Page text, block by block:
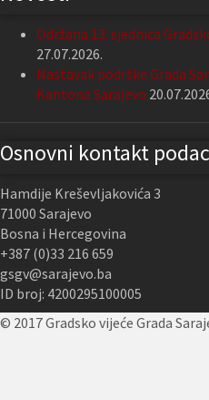
Održana 13. sjednica
27.07.2026.
Nastavak podrške Grada
Kantona Sarajevo
Osnovni kontakt
Hamdije Kreševljakovića 3
71000 Sarajevo
Bosna i Hercegovina
+387 (0)33 216 659
gsgv@sarajevo.ba
ID broj: 4200295100005
© 2017 Gradsko vijeće Grada